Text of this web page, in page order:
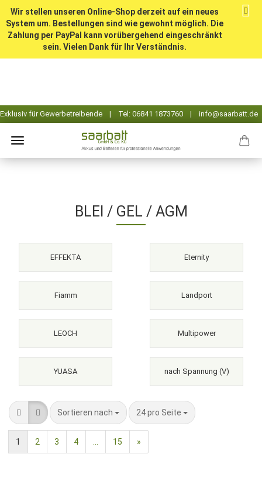
Wir stellen unseren Online-Shop derzeit auf ein neues
System um. Bestellungen sind wie gewohnt möglich. Die
Zahlung per PayPal kann vorübergehend eingeschränkt
sein. Vielen Dank für Ihr Verständnis.
BLEI / GEL / AGM
EFFEKTA Eternity
Fiamm Landport
LEOCH Multipower
YUASA nach Spannung (V)
Sortieren nach
Sortieren nach 24 pro Seite
pro Seite
1 2 3 4 15 »